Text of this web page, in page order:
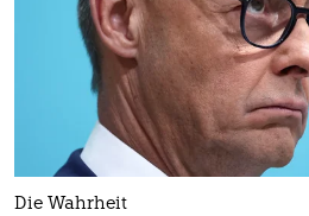
Die Wahrheit